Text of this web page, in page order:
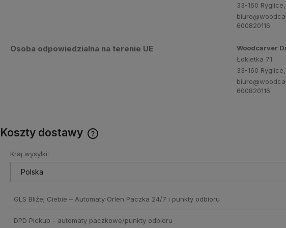
33-160
600820116
Osoba odpowiedzialna na terenie UE
Woodcarver
Łokietka 71
33-160
600820116
Koszty dostawy
Kraj wysyłki:
GLS Bliżej Ciebie – Automaty Orlen Paczka 24/7 i punkty odbioru
DPD Pickup - automaty paczkowe/punkty odbioru